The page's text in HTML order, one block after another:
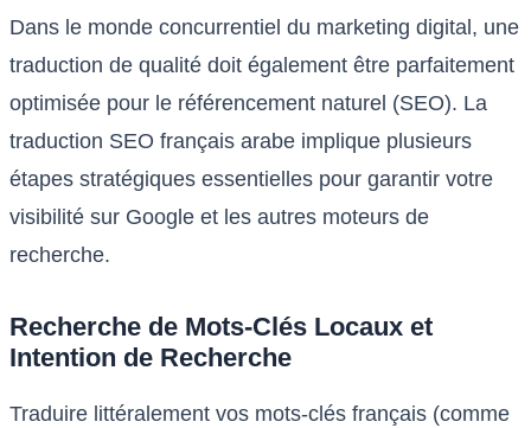
Dans le monde concurrentiel du marketing digital, une
traduction de qualité doit également être parfaitement
optimisée pour le référencement naturel (SEO). La
traduction SEO français arabe implique plusieurs
étapes stratégiques essentielles pour garantir votre
visibilité sur Google et les autres moteurs de
recherche.
Recherche de Mots-Clés Locaux et
Intention de Recherche
Traduire littéralement vos mots-clés français (comme